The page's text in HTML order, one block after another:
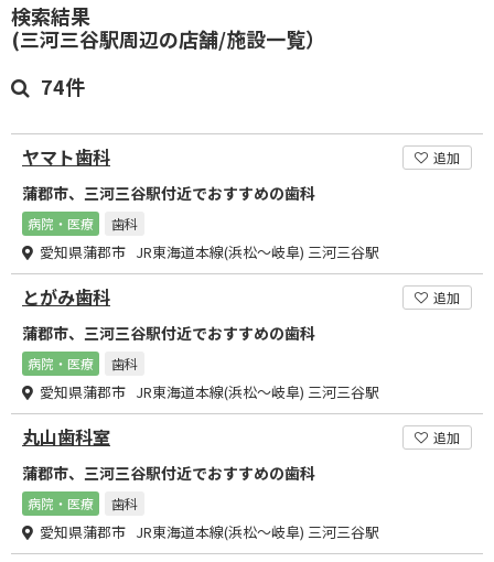
検索結果
(三河三谷駅周辺の店舗/施設一覧）
74件
ヤマト歯科 追加
蒲郡市、三河三谷駅付近でおすすめの歯科
病院・医療 歯科
愛知県蒲郡市 JR東海道本線(浜松～岐阜) 三河三谷駅
とがみ歯科 追加
蒲郡市、三河三谷駅付近でおすすめの歯科
病院・医療 歯科
愛知県蒲郡市 JR東海道本線(浜松～岐阜) 三河三谷駅
丸山歯科室 追加
蒲郡市、三河三谷駅付近でおすすめの歯科
病院・医療 歯科
愛知県蒲郡市 JR東海道本線(浜松～岐阜) 三河三谷駅